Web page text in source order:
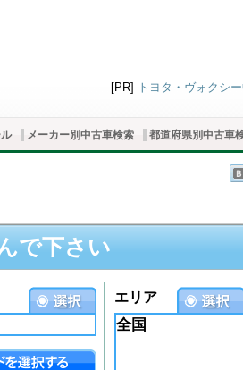
[PR] トヨタ・ヴォクシ
メーカー別中古車検索 都道府県別中古車
で下さい
エリア
全国